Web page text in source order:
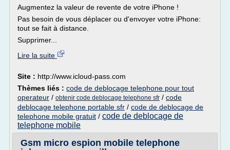
Augmentez la valeur de revente de votre iPhone !
Pas besoin de vous déplacer ou d'envoyer votre iPhone:
tout se fait à distance.
Supprimer...
Lire la suite
Site : http://www.icloud-pass.com
Thèmes liés : code de deblocage telephone pour tout
operateur / obtenir code deblocage telephone sfr / code
deblocage telephone portable sfr / code de deblocage de
telephone mobile gratuit / code de deblocage de
telephone mobile
Gsm micro espion mobile telephone